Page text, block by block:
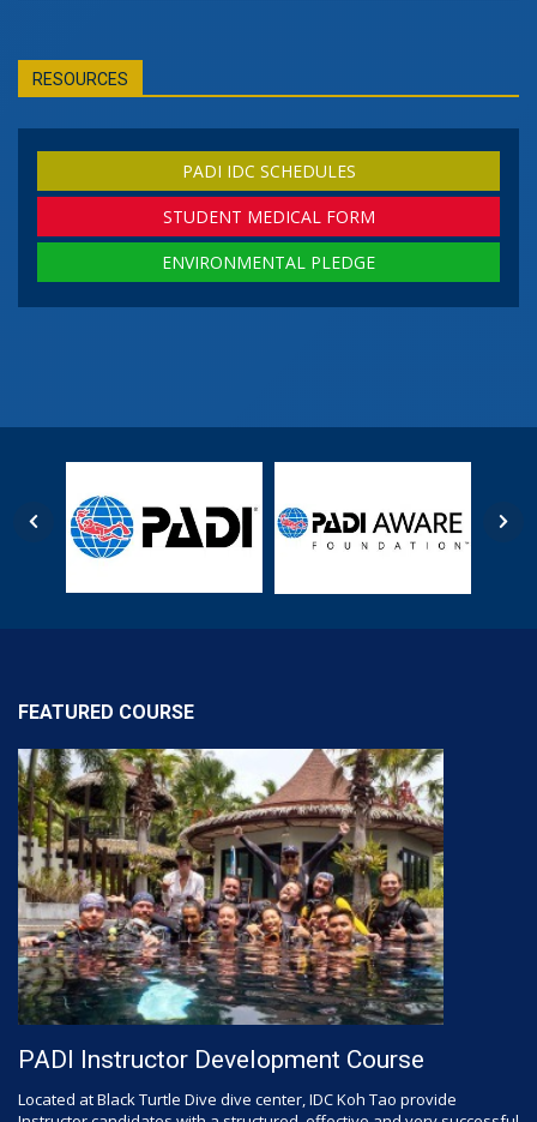
RESOURCES
PADI IDC SCHEDULES
STUDENT MEDICAL FORM
ENVIRONMENTAL PLEDGE
FEATURED COURSE
PADI Instructor Development Course
Located at Black Turtle Dive dive center, IDC Koh Tao provide